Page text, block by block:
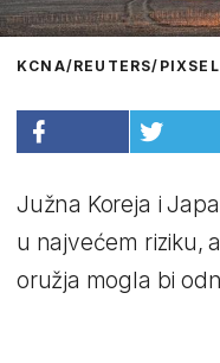
KCNA/REUTERS/
Južna Koreja i
u najvećem riziku,
oružja mogla bi